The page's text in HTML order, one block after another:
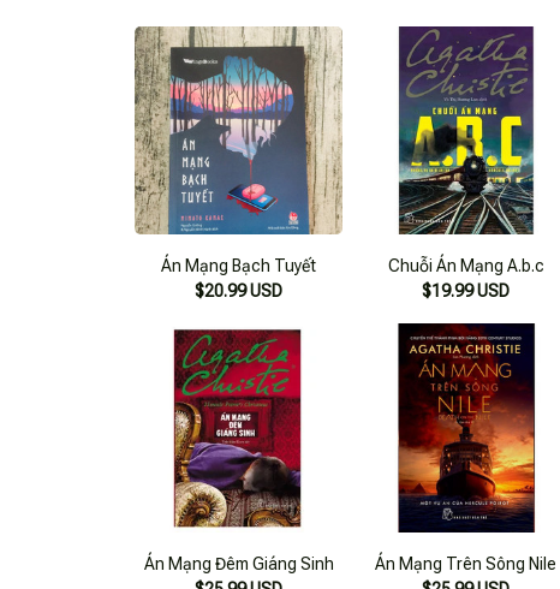
Án Mạng Bạch Tuyết
$20.99 USD
Chuỗi Án Mạng A.b.c
$19.99 USD
Án Mạng Đêm Giáng Sinh
Án Mạng Trên Sông Nile